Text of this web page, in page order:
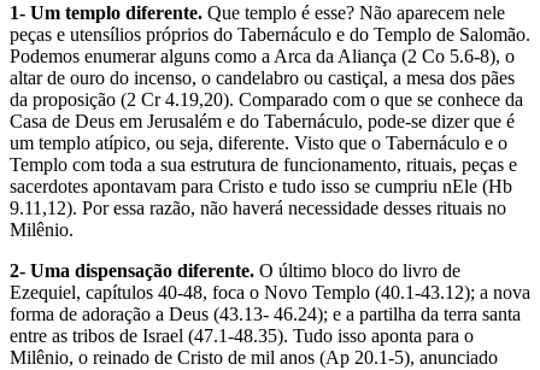
1- Um templo diferente. Que templo é esse? Não aparecem nele
peças e utensílios próprios do Tabernáculo e do Templo de Salomão.
Podemos enumerar alguns como a Arca da Aliança (2 Co 5.6-8), o
altar de ouro do incenso, o candelabro ou castiçal, a mesa dos pães
da proposição (2 Cr 4.19,20). Comparado com o que se conhece da
Casa de Deus em Jerusalém e do Tabernáculo, pode-se dizer que é
um templo atípico, ou seja, diferente. Visto que o Tabernáculo e o
Templo com toda a sua estrutura de funcionamento, rituais, peças e
sacerdotes apontavam para Cristo e tudo isso se cumpriu nEle (Hb
9.11,12). Por essa razão, não haverá necessidade desses rituais no
Milênio.
2- Uma dispensação diferente. O último bloco do livro de
Ezequiel, capítulos 40-48, foca o Novo Templo (40.1-43.12); a nova
forma de adoração a Deus (43.13- 46.24); e a partilha da terra santa
entre as tribos de Israel (47.1-48.35). Tudo isso aponta para o
Milênio, o reinado de Cristo de mil anos (Ap 20.1-5), anunciado